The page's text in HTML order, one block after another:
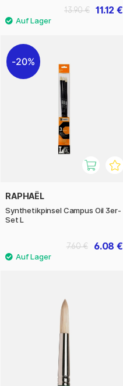
11.12 €
13.90 €
20%
RAPHAËL
Synthetikpinsel Campus Oil 3er-
Set L
6.08 €
7.60 €